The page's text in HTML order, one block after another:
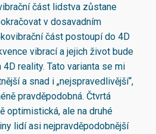
část lidstva zůstane
v dosavadním
část postoupí do 4D
vibrací a jejich život bude
reality. Tato varianta se mi
a snad i „nejspravedlivější“,
pravděpodobná. Čtvrtá
optimistická, ale na druhé
lidí asi nejpravděpodobnější